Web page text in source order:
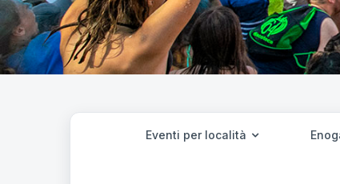
Eventi per località